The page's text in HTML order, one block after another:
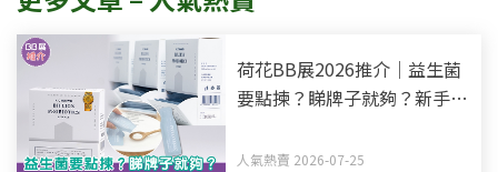
荷花BB展2026推介｜益生菌
要點揀？睇牌子就夠？新手爸
人氣熱賣 2026-07-25